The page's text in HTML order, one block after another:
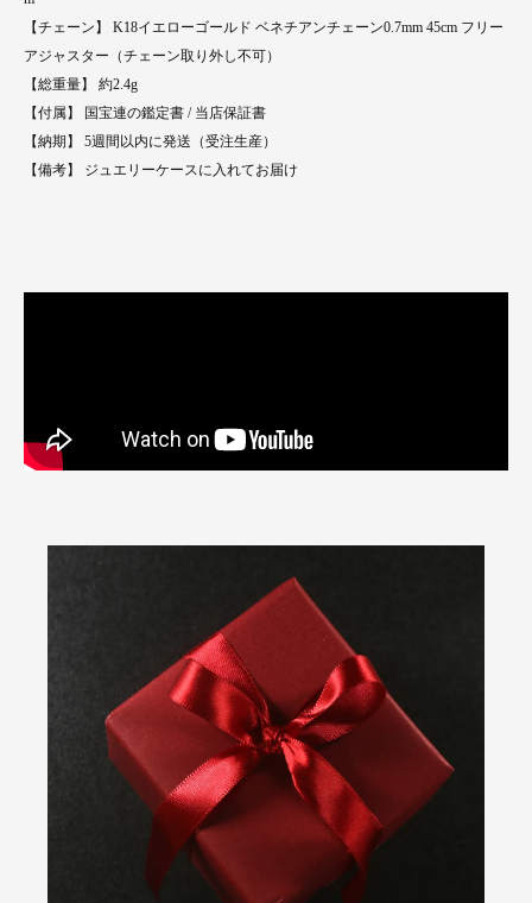
【チェーン】 K18イエローゴールド ベネチアンチェーン0.7mm 45cm フリー
アジャスター（チェーン取り外し不可）
【総重量】 約2.4g
【付属】 国宝連の鑑定書 / 当店保証書
【納期】 5週間以内に発送（受注生産）
【備考】 ジュエリーケースに入れてお届け